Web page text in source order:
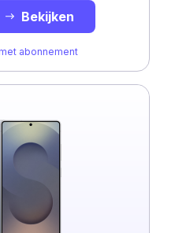
Bekijken
abonnement